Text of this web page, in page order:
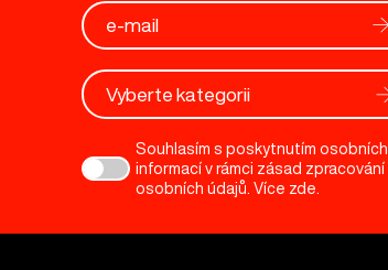
Vyberte kategorii
Souhlasím s poskytnutím osobních
informací v rámci zásad zpracování
osobních údajů. Více zde.